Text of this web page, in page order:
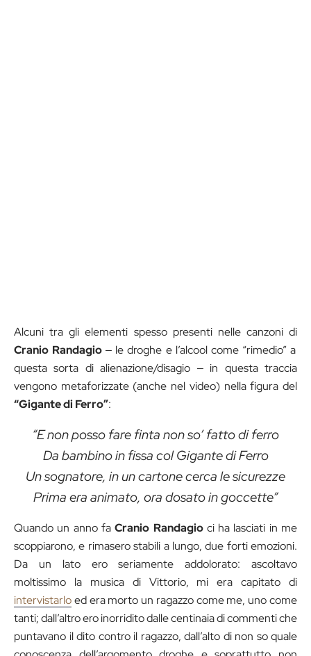
Alcuni tra gli elementi spesso presenti nelle canzoni di
Cranio Randagio ‒ le droghe e l’alcool come “rimedio” a
questa sorta di alienazione/disagio ‒ in questa traccia
vengono metaforizzate (anche nel video) nella figura del
“Gigante di Ferro”:
“E non posso fare finta non so’ fatto di ferro
Da bambino in fissa col Gigante di Ferro
Un sognatore, in un cartone cerca le sicurezze
Prima era animato, ora dosato in goccette”
Quando un anno faCranio Randagioci ha lasciati in me
scoppiarono, e rimasero stabili a lungo, due forti emozioni.
Da un lato ero seriamente addolorato: ascoltavo
moltissimo la musica di Vittorio, mi era capitato di
intervistarloed era morto un ragazzo come me, uno come
tanti; dall’altro ero inorridito dalle centinaia di commenti che
puntavano il dito contro il ragazzo, dall’alto di non so quale